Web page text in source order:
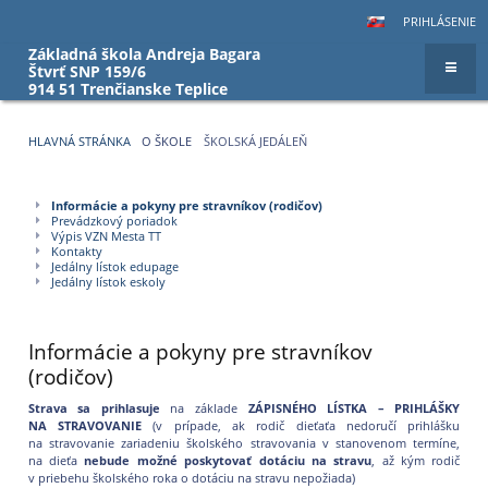
PRIHLÁSENIE
Základná škola Andreja Bagara
Štvrť SNP 159/6
914 51 Trenčianske Teplice
HLAVNÁ STRÁNKA O ŠKOLE ŠKOLSKÁ JEDÁLEŇ
Školská
jedáleň
Informácie a pokyny pre stravníkov (rodičov)
Prevádzkový poriadok
Výpis VZN Mesta TT
Kontakty
Jedálny lístok edupage
Jedálny lístok eskoly
Informácie a pokyny pre stravníkov
(rodičov)
Strava sa prihlasuje na základe ZÁPISNÉHO LÍSTKA – PRIHLÁŠKY
NA STRAVOVANIE (v prípade, ak rodič dieťaťa nedoručí prihlášku
na stravovanie zariadeniu školského stravovania v stanovenom termíne,
na dieťanebude možné poskytovať dotáciu na stravu, až kým rodič
v priebehu školského roka o dotáciu na stravu nepožiada)